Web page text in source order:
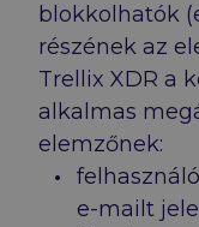
blokkolhatók
részének az
Trellix XDR a
alkalmas
elemzőnek:
e-mailt